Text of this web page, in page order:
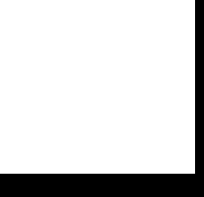
till i favoriter